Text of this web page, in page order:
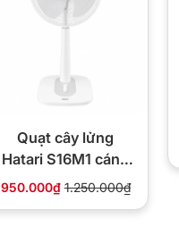
Quạt cây lửng
Hatari S16M1 cánh
16 inch 49W
950.000₫ 1.250.000₫